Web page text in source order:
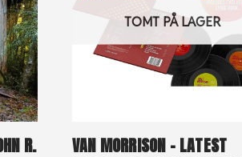
R.
TOMT PÅ LAGER
VAN MORRISON – LATEST